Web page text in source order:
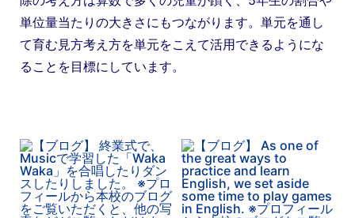
単位量当たりの大きさにもつながります。単元を通し
て育む見方考え方を単元をこえて活用できるようにな
ることを目標にしています。